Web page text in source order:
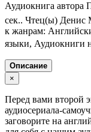
Аудиокнига автора
сек.. Чтец(ы) Денис
к жанрам:
языки, Аудиокниги
Описание
×
Перед вами второй
аудиосериала-
заговорите на